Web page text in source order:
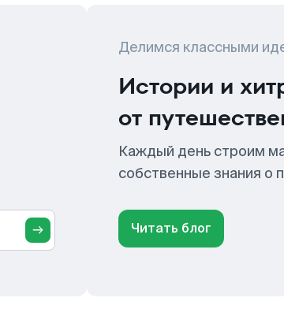
Делимся классными
Истории и
от
Каждый день строим
собственные знания о
Читать блог